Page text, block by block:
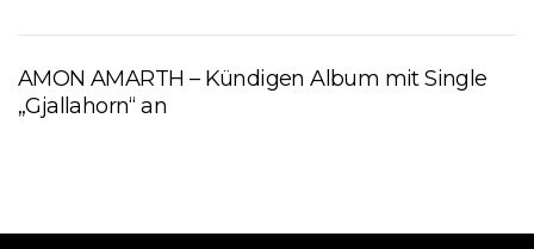
AMON AMARTH – Kündigen Album mit Single
„Gjallahorn“ an